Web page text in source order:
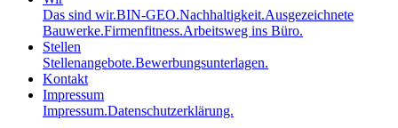
Das sind wir.BIN-GEO.Nachhaltigkeit.Ausgezeichnete
Bauwerke.Firmenfitness.Arbeitsweg ins Büro.
Stellen
Stellenangebote.Bewerbungsunterlagen.
Kontakt
Impressum
Impressum.Datenschutzerklärung.